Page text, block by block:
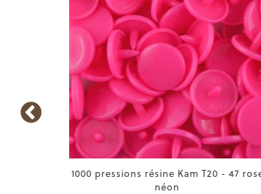
1000 pressions résine Kam T20 - 47 rose
néon